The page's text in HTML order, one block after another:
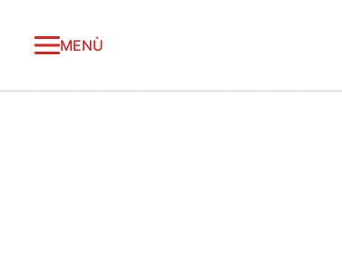
MENÙ